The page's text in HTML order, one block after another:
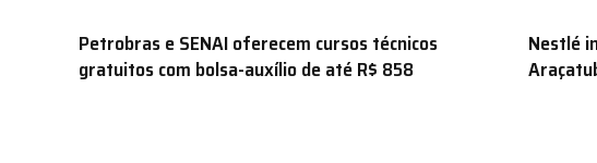
Petrobras e SENAI oferecem cursos técnicos
gratuitos com bolsa-auxílio de até R$ 858
Nestlé